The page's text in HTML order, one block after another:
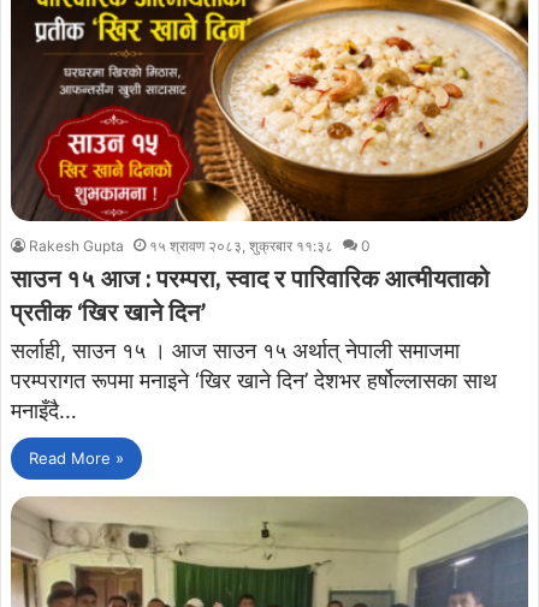
Rakesh Gupta १५ श्रावण २०८३, शुक्रबार ११:३८ 0
साउन १५ आज : परम्परा, स्वाद र पारिवारिक आत्मीयताको
प्रतीक ‘खिर खाने दिन’
सर्लाही, साउन १५ । आज साउन १५ अर्थात् नेपाली समाजमा
परम्परागत रूपमा मनाइने ‘खिर खाने दिन’ देशभर हर्षोल्लासका साथ
मनाइँदै…
Read More »